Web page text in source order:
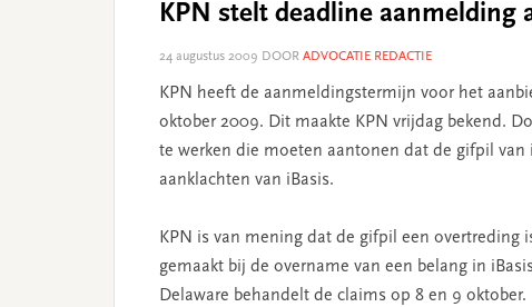
KPN stelt deadline aanmelding
24 augustus 2009 DOOR ADVOCATIE REDACTIE
KPN heeft de aanmeldingstermijn voor het
oktober 2009. Dit maakte KPN vrijdag bekend.
te werken die moeten aantonen dat de gifpil
aanklachten van iBasis.
KPN is van mening dat de gifpil een overtreding
gemaakt bij de overname van een belang in
Delaware behandelt de claims op 8 en 9 oktober.